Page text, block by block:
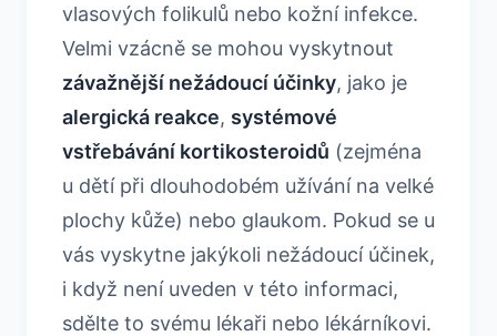
vlasových folikulů nebo kožní infekce.
Velmi vzácně se mohou vyskytnout
závažnější nežádoucí účinky, jako je
alergická reakce, systémové
vstřebávání kortikosteroidů (zejména
u dětí při dlouhodobém užívání na velké
plochy kůže) nebo glaukom. Pokud se u
vás vyskytne jakýkoli nežádoucí účinek,
i když není uveden v této informaci,
sdělte to svému lékaři nebo lékárníkovi.